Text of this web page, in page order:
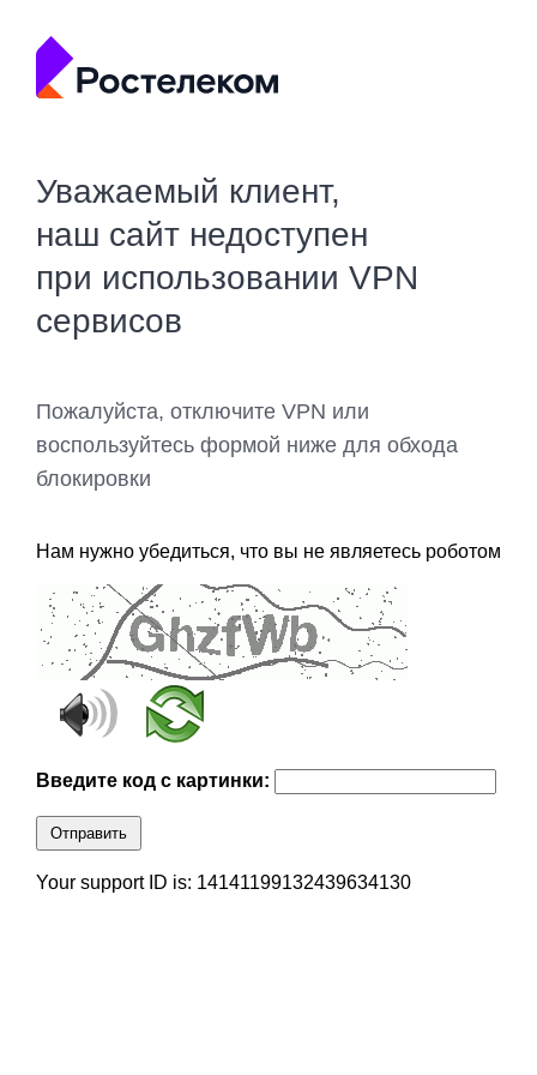
Уважаемый клиент,
наш сайт недоступен
при использовании VPN
сервисов
Пожалуйста, отключите VPN или
воспользуйтесь формой ниже для обхода
блокировки
Нам нужно убедиться, что вы не являетесь роботом
Введите код с картинки:
Отправить
Your support ID is: 14141199132439634130